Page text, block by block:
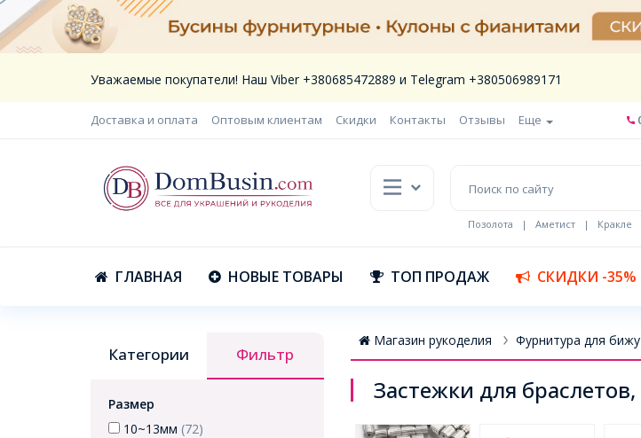
Уважаемые покупатели! Наш Viber +380685472889 и Telegram +380506989171
Доставка и оплата Оптовым клиентам Скидки Контакты Отзывы Еще
Позолота | Аметист | Кракле
ГЛАВНАЯ НОВЫЕ ТОВАРЫ ТОП ПРОДАЖ СКИДКИ -35%
Категории Фильтр
Размер
10~13мм (72)
Магазин рукоделия Фурнитура для
Застежки для